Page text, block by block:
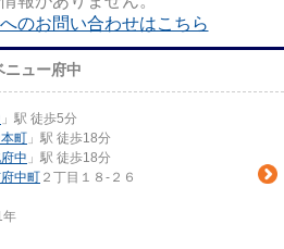
のお問い合わせはこちら
ニュー府中
」駅 徒歩5分
町 」駅 徒歩18分
中 」駅 徒歩18分
府中町 ２丁目１８-２６
年